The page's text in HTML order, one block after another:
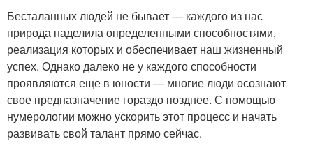
Бесталанных людей не бывает — каждого из нас
природа наделила определенными способностями,
реализация которых и обеспечивает наш жизненный
успех. Однако далеко не у каждого способности
проявляются еще в юности — многие люди осознают
свое предназначение гораздо позднее. С помощью
нумерологии можно ускорить этот процесс и начать
развивать свой талант прямо сейчас.